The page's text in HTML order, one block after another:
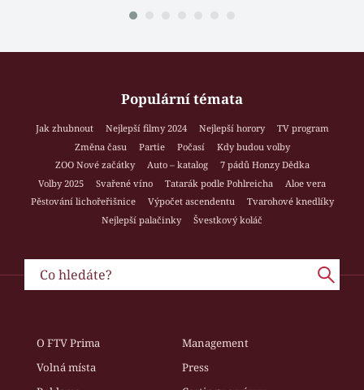
Populární témata
Jak zhubnout Nejlepší filmy 2024 Nejlepší horory
TV program
Změna času
Partie Počasí
Kdy budou volby
ZOO Nové začátky
Auto – katalog
7 pádů Honzy Dědka
Volby 2025
Svařené víno Tatarák podle Pohlreicha
Aloe vera
Pěstování lichořeřišnice
Výpočet ascendentu
Tvarohové knedlíky
Nejlepší palačinky
Švestkový koláč
O FTV Prima
Management
Volná místa
Press